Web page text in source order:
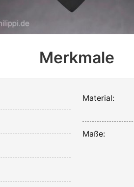
Merkmale
Material:
Maße: